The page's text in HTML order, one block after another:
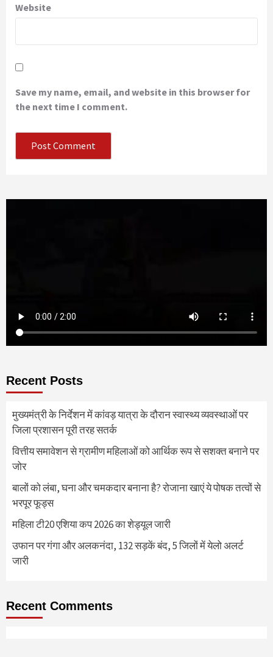
Website
Save my name, email, and website in this browser for
the next time I comment.
Recent Posts
मुख्यमंत्री के निर्देशन में कांवड़ यात्रा के दौरान स्वास्थ्य व्यवस्थाओं पर
जिला प्रशासन पूरी तरह सतर्क
वित्तीय समावेशन से ग्रामीण महिलाओं को आर्थिक रूप से सशक्त बनाने पर
जोर
बालों को लंबा, घना और चमकदार बनाना है? रोजाना खाएं ये पोषक तत्वों से
भरपूर फूड्स
महिला टी20 एशिया कप 2026 का शेड्यूल जारी
उफान पर गंगा और अलकनंदा, 132 सड़कें बंद, 5 जिलों में येलो अलर्ट
जारी
Recent Comments